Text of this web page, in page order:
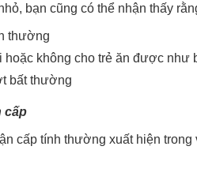
bạn cũng có thể nhận thấy
thường
hoặc không cho trẻ ăn được như
bất thường
cấp
cấp tính thường xuất hiện